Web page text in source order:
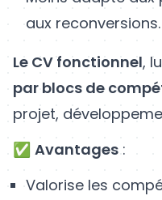
aux reconversions.
Le CV fonctionnel,
par blocs de
projet,
✅ Avantages :
Valorise les